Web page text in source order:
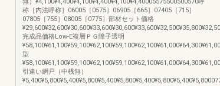
称［内法呼称］06005［0575］06905［665］07405［715］
07805［755］08005［0775］部材セット価格
完成品価格Low-E複層ＰＧ障子透明
型
引違い網戸（中桟無）